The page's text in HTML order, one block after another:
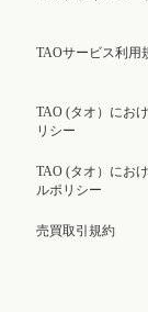
TAOサービス利用
TAO (タオ）にお
リシー
TAO (タオ）にお
ルポリシー
売買取引規約